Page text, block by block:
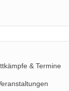
& Termine